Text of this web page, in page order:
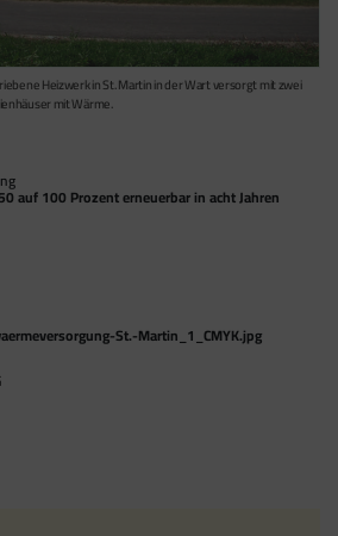
Heizwerk in St. Martin in der Wart versorgt mit zwei
mit Wärme.
auf 100 Prozent erneuerbar in acht Jahren
St.-Martin_1_CMYK.jpg